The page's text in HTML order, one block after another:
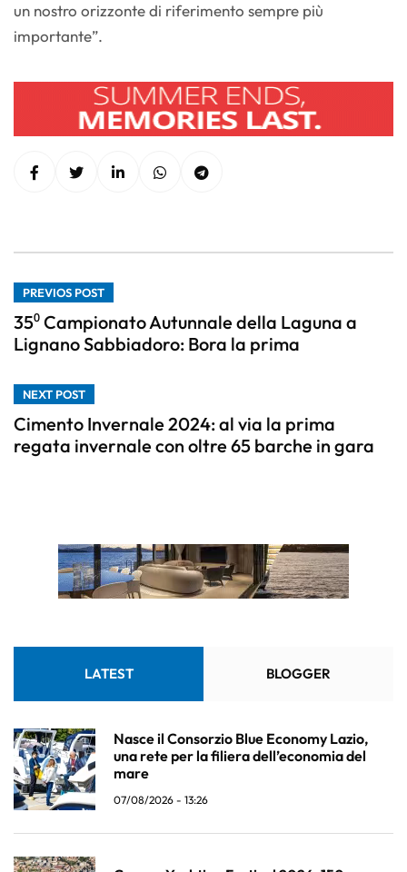
un nostro orizzonte di riferimento sempre più
importante”.
PREVIOS POST
35⁰ Campionato Autunnale della Laguna a
Lignano Sabbiadoro: Bora la prima
NEXT POST
Cimento Invernale 2024: al via la prima
regata invernale con oltre 65 barche in gara
LATEST BLOGGER
Nasce il Consorzio Blue Economy Lazio,
una rete per la filiera dell’economia del
mare
07/08/2026 - 13:26